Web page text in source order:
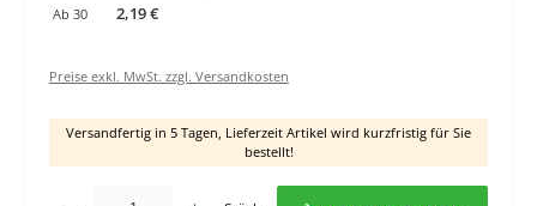
Ab30 2,19 €
Preise exkl. MwSt. zzgl. Versandkosten
Versandfertig in 5 Tagen, Lieferzeit Artikel wird kurzfristig für Sie
bestellt!
Produkt Anzahl: Gib den gewünschten Wert ein oder benutze die Schaltflächen um